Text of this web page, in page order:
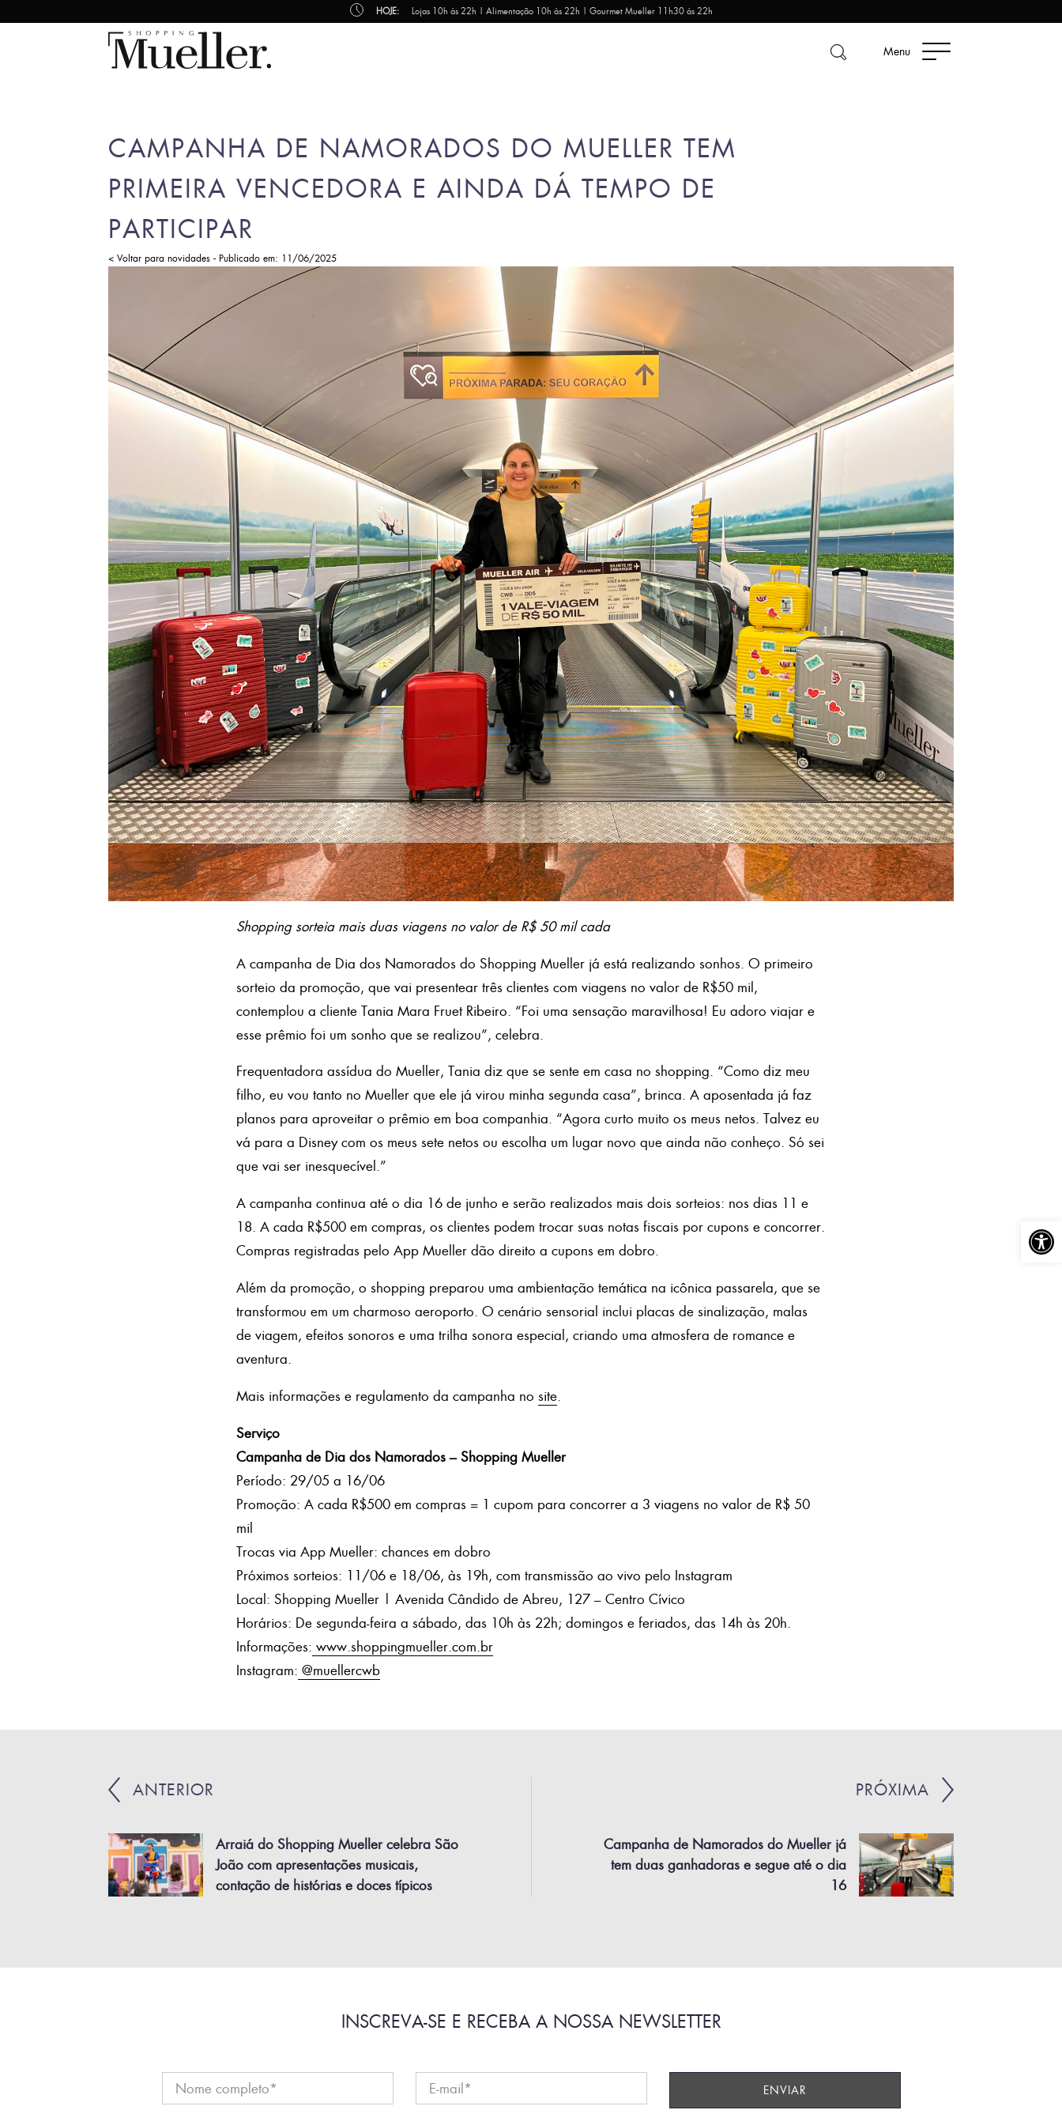
Abrir
HOJE: Lojas 10h às 22h | Alimentação 10h às 22h | Gourmet Mueller 11h30 às 22h
Menu
CAMPANHA DE NAMORADOS DO MUELLER TEM
PRIMEIRA VENCEDORA E AINDA DÁ TEMPO DE
PARTICIPAR
< Voltar para novidades - Publicado em: 11/06/2025
Shopping sorteia mais duas viagens no valor de R$ 50 mil cada
A campanha de Dia dos Namorados do Shopping Mueller já está realizando sonhos. O primeiro
sorteio da promoção, que vai presentear três clientes com viagens no valor de R$50 mil,
contemplou a cliente Tania Mara Fruet Ribeiro. “Foi uma sensação maravilhosa! Eu adoro viajar e
esse prêmio foi um sonho que se realizou”, celebra.
Frequentadora assídua do Mueller, Tania diz que se sente em casa no shopping. “Como diz meu
filho, eu vou tanto no Mueller que ele já virou minha segunda casa”, brinca. A aposentada já faz
planos para aproveitar o prêmio em boa companhia. “Agora curto muito os meus netos. Talvez eu
vá para a Disney com os meus sete netos ou escolha um lugar novo que ainda não conheço. Só sei
que vai ser inesquecível.”
A campanha continua até o dia 16 de junho e serão realizados mais dois sorteios: nos dias 11 e
18. A cada R$500 em compras, os clientes podem trocar suas notas fiscais por cupons e concorrer.
Compras registradas pelo App Mueller dão direito a cupons em dobro.
Além da promoção, o shopping preparou uma ambientação temática na icônica passarela, que se
transformou em um charmoso aeroporto. O cenário sensorial inclui placas de sinalização, malas
de viagem, efeitos sonoros e uma trilha sonora especial, criando uma atmosfera de romance e
aventura.
Mais informações e regulamento da campanha no site.
Serviço
Campanha de Dia dos Namorados – Shopping Mueller
Período: 29/05 a 16/06
Promoção: A cada R$500 em compras = 1 cupom para concorrer a 3 viagens no valor de R$ 50
mil
Trocas via App Mueller: chances em dobro
Próximos sorteios: 11/06 e 18/06, às 19h, com transmissão ao vivo pelo Instagram
Local: Shopping Mueller | Avenida Cândido de Abreu, 127 – Centro Cívico
Horários: De segunda-feira a sábado, das 10h às 22h; domingos e feriados, das 14h às 20h.
Informações: www.shoppingmueller.com.br
Instagram: @muellercwb
ANTERIOR
Arraiá do Shopping Mueller celebra São
João com apresentações musicais,
contação de histórias e doces típicos
PRÓXIMA
Campanha de Namorados do Mueller já
tem duas ganhadoras e segue até o dia
16
INSCREVA-SE E RECEBA A NOSSA NEWSLETTER